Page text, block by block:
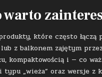
warto
które często łączą
lub z balkonem zajętym
kompaktowością i — co
typu „wieża” oraz wersje